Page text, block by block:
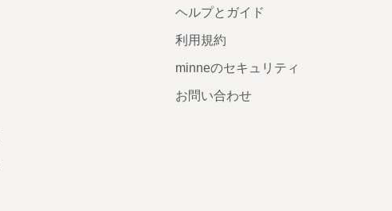
ヘルプとガイド
利用規約
minneのセキュリティ
お問い合わせ